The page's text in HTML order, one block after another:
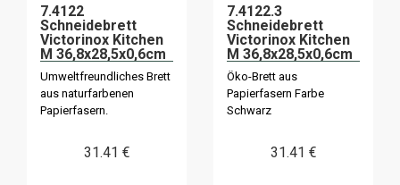
7.4122
Schneidebrett
Victorinox Kitchen
M 36,8x28,5x0,6cm
Umweltfreundliches Brett
aus naturfarbenen
Papierfasern.
31.41 €
7.4122.3
Schneidebrett
Victorinox Kitchen
M 36,8x28,5x0,6cm
Öko-Brett aus
Papierfasern Farbe
Schwarz
31.41 €